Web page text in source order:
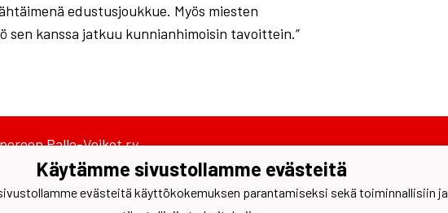
edustusjoukkue. Myös miesten
sen kanssa jatkuu kunnianhimoisin tavoittein.”
Pallo-Veikot ry
1 A, 33500 Tampere
4478328Käytämme sivustollamme evästeitä
evästeitä käyttökokemuksen parantamiseksi sekä toiminnallisiin ja